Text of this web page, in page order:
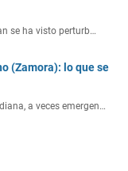
se ha visto perturb…
(Zamora): lo que se
a veces emergen…